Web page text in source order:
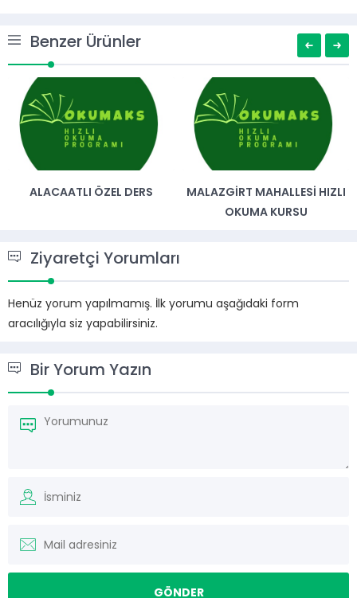
Benzer Ürünler
ALACAATLI ÖZEL DERS
MALAZGIRT MAHALLESI HIZLI
OKUMA KURSU
Ziyaretçi Yorumları
Henüz yorum yapılmamış. İlk yorumu aşağıdaki form
aracılığıyla siz yapabilirsiniz.
Bir Yorum Yazın